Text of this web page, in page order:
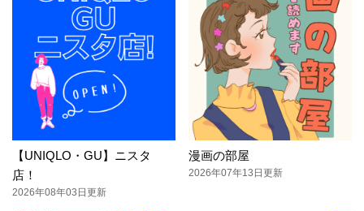
【UNIQLO・GU】ニスタ
店！
2026年08年03日更新
漫画の部屋
2026年07年13日更新